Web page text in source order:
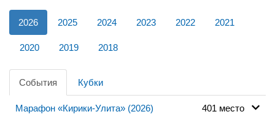
2026 2025 2024 2023 2022 2021
2020 2019 2018
События Кубки
Марафон «Кирики-Улита» (2026) 401 место